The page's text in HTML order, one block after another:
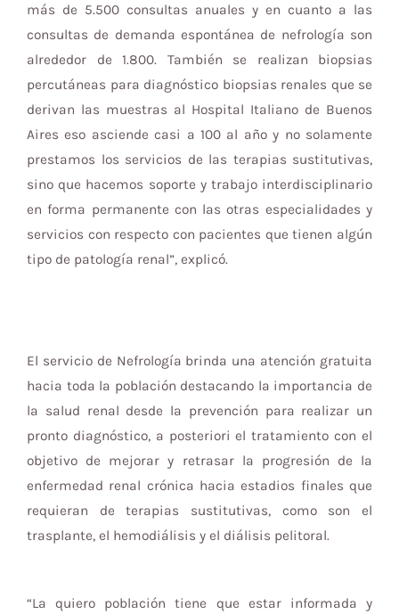
más de 5.500 consultas anuales y en cuanto a las
consultas de demanda espontánea de nefrología son
alrededor de 1.800. También se realizan biopsias
percutáneas para diagnóstico biopsias renales que se
derivan las muestras al Hospital Italiano de Buenos
Aires eso asciende casi a 100 al año y no solamente
prestamos los servicios de las terapias sustitutivas,
sino que hacemos soporte y trabajo interdisciplinario
en forma permanente con las otras especialidades y
servicios con respecto con pacientes que tienen algún
tipo de patología renal”, explicó.
El servicio de Nefrología brinda una atención gratuita
hacia toda la población destacando la importancia de
la salud renal desde la prevención para realizar un
pronto diagnóstico, a posteriori el tratamiento con el
objetivo de mejorar y retrasar la progresión de la
enfermedad renal crónica hacia estadios finales que
requieran de terapias sustitutivas, como son el
trasplante, el hemodiálisis y el diálisis pelitoral.
“La quiero población tiene que estar informada y